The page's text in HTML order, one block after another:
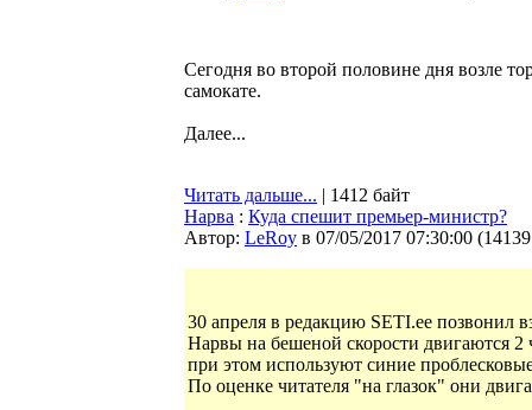
Сегодня во второй половине дня возле
самокате.
Далее...
Читать дальше... | 1412 байт
Нарва : Куда спешит премьер-министр?
Автор: LeRoy в 07/05/2017 07:30:00 (
30 апреля в редакцию SETI.ee позвонил
Нарвы на бешеной скорости двигаются
при этом используют синие
По оценке читателя "на глазок" они